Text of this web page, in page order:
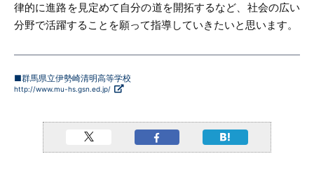
律的に進路を見定めて自分の道を開拓するなど、社会の広い
分野で活躍することを願って指導していきたいと思います。
■群馬県立伊勢崎清明高等学校
http://www.mu-hs.gsn.ed.jp/